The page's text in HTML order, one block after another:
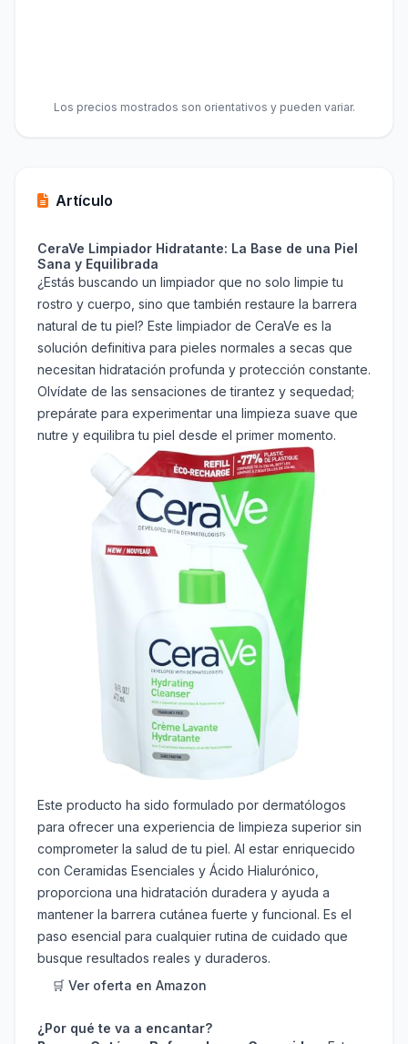
Los precios mostrados son orientativos y pueden variar.
Artículo
CeraVe Limpiador Hidratante: La Base de una Piel
Sana y Equilibrada
¿Estás buscando un limpiador que no solo limpie tu
rostro y cuerpo, sino que también restaure la barrera
natural de tu piel? Este limpiador de CeraVe es la
solución definitiva para pieles normales a secas que
necesitan hidratación profunda y protección constante.
Olvídate de las sensaciones de tirantez y sequedad;
prepárate para experimentar una limpieza suave que
nutre y equilibra tu piel desde el primer momento.
Este producto ha sido formulado por dermatólogos
para ofrecer una experiencia de limpieza superior sin
comprometer la salud de tu piel. Al estar enriquecido
con Ceramidas Esenciales y Ácido Hialurónico,
proporciona una hidratación duradera y ayuda a
mantener la barrera cutánea fuerte y funcional. Es el
paso esencial para cualquier rutina de cuidado que
busque resultados reales y duraderos.
🛒 Ver oferta en Amazon
¿Por qué te va a encantar?